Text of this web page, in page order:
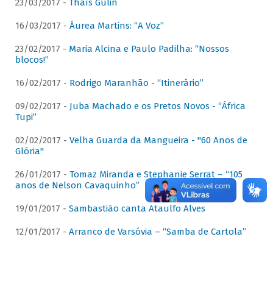
23/03/2017 - Thaís Gulin
16/03/2017 - Áurea Martins: “A Voz”
23/02/2017 - Maria Alcina e Paulo Padilha: “Nossos
blocos!”
16/02/2017 - Rodrigo Maranhão - “Itinerário”
09/02/2017 - Juba Machado e os Pretos Novos - “África
Tupi”
02/02/2017 - Velha Guarda da Mangueira - "60 Anos de
Glória"
26/01/2017 - Tomaz Miranda e Stephanie Serrat – “105
anos de Nelson Cavaquinho”
19/01/2017 - Sambastião canta Ataulfo Alves
12/01/2017 - Arranco de Varsóvia – “Samba de Cartola”